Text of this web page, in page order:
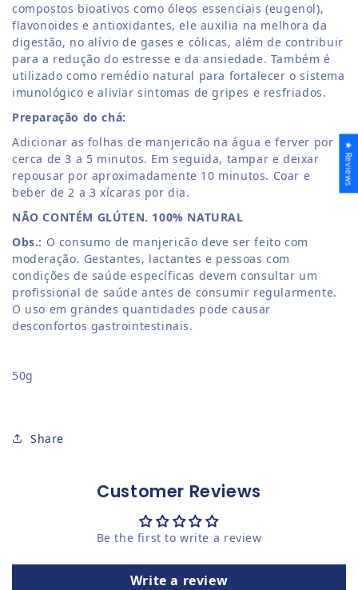
compostos bioativos como óleos essenciais (eugenol),
flavonoides e antioxidantes, ele auxilia na melhora da
digestão, no alívio de gases e cólicas, além de contribuir
para a redução do estresse e da ansiedade. Também é
utilizado como remédio natural para fortalecer o sistema
imunológico e aliviar sintomas de gripes e resfriados.
Preparação do chá:
Adicionar as folhas de manjericão na água e ferver por
cerca de 3 a 5 minutos. Em seguida, tampar e deixar
repousar por aproximadamente 10 minutos. Coar e
beber de 2 a 3 xícaras por dia.
NÃO CONTÉM GLÚTEN. 100% NATURAL
Obs.: O consumo de manjericão deve ser feito com
moderação. Gestantes, lactantes e pessoas com
condições de saúde específicas devem consultar um
profissional de saúde antes de consumir regularmente.
O uso em grandes quantidades pode causar
desconfortos gastrointestinais.
50g
Share
Customer Reviews
Be the first to write a review
Write a review
★ Reviews